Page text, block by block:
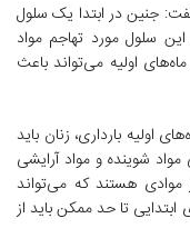
جنین در ابتدا یک سلول
سلول مورد تهاجم مواد
اولیه می‌تواند باعث
اولیه بارداری، زنان باید
شوینده و مواد آرایشی
موادی هستند که می‌تواند
ابتدایی تا حد ممکن باید از